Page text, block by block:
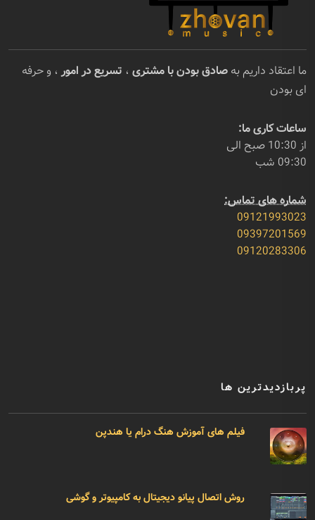
ما اعتقاد داریم به صادق بودن با مشتری ، تسریع در امور ، و حرفه
ای بودن
ساعات کاری ما:
از 10:30 صبح الی
09:30 شب
شماره های تماس:
09121993023
09397201569
09120283306
پربازدیدترین ها
فیلم های آموزش هنگ درام یا هندپن
روش اتصال پیانو دیجیتال به کامپیوتر و گوشی